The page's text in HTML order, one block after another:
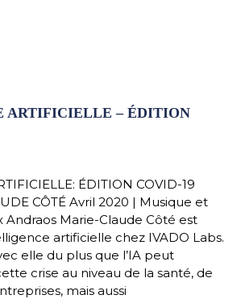
ARTIFICIELLE – ÉDITION
ÉDITION COVID-19
CÔTÉ Avril 2020 | Musique et
Marie-Claude Côté est
artificielle chez IVADO Labs.
elle du plus que l’IA peut
crise au niveau de la santé, de
mais aussi